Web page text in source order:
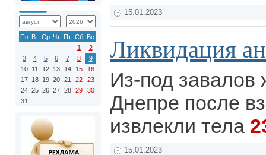
Пн Вт Ср Чт Пт Сб Вс
1
2
3
4 5 6 7 8
9
10 11 12 13 14 15
16
17 18 19 20 21 22
23
24 25 26 27 28 29
30
31
15.01.2023
Ликвидация
Из-под завалов
Днепре после
извлекли тела
15.01.2023